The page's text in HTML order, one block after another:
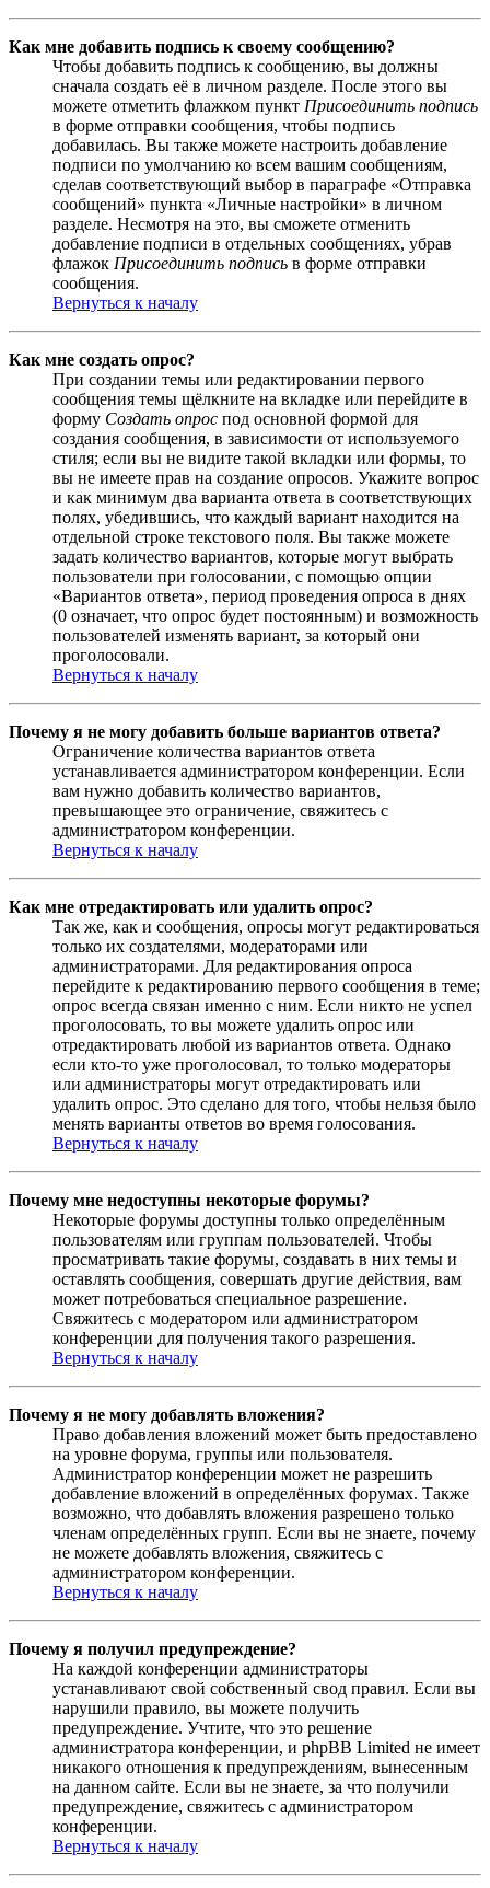
Как мне добавить подпись к своему сообщению?
Чтобы добавить подпись к сообщению, вы должны
сначала создать её в личном разделе. После этого вы
можете отметить флажком пункт Присоединить подпись
в форме отправки сообщения, чтобы подпись
добавилась. Вы также можете настроить добавление
подписи по умолчанию ко всем вашим сообщениям,
сделав соответствующий выбор в параграфе «Отправка
сообщений» пункта «Личные настройки» в личном
разделе. Несмотря на это, вы сможете отменить
добавление подписи в отдельных сообщениях, убрав
флажок Присоединить подпись в форме отправки
сообщения.
Вернуться к началу
Как мне создать опрос?
При создании темы или редактировании первого
сообщения темы щёлкните на вкладке или перейдите в
форму Создать опрос под основной формой для
создания сообщения, в зависимости от используемого
стиля; если вы не видите такой вкладки или формы, то
вы не имеете прав на создание опросов. Укажите вопрос
и как минимум два варианта ответа в соответствующих
полях, убедившись, что каждый вариант находится на
отдельной строке текстового поля. Вы также можете
задать количество вариантов, которые могут выбрать
пользователи при голосовании, с помощью опции
«Вариантов ответа», период проведения опроса в днях
(0 означает, что опрос будет постоянным) и возможность
пользователей изменять вариант, за который они
проголосовали.
Вернуться к началу
Почему я не могу добавить больше вариантов ответа?
Ограничение количества вариантов ответа
устанавливается администратором конференции. Если
вам нужно добавить количество вариантов,
превышающее это ограничение, свяжитесь с
администратором конференции.
Вернуться к началу
Как мне отредактировать или удалить опрос?
Так же, как и сообщения, опросы могут редактироваться
только их создателями, модераторами или
администраторами. Для редактирования опроса
перейдите к редактированию первого сообщения в теме;
опрос всегда связан именно с ним. Если никто не успел
проголосовать, то вы можете удалить опрос или
отредактировать любой из вариантов ответа. Однако
если кто-то уже проголосовал, то только модераторы
или администраторы могут отредактировать или
удалить опрос. Это сделано для того, чтобы нельзя было
менять варианты ответов во время голосования.
Вернуться к началу
Почему мне недоступны некоторые форумы?
Некоторые форумы доступны только определённым
пользователям или группам пользователей. Чтобы
просматривать такие форумы, создавать в них темы и
оставлять сообщения, совершать другие действия, вам
может потребоваться специальное разрешение.
Свяжитесь с модератором или администратором
конференции для получения такого разрешения.
Вернуться к началу
Почему я не могу добавлять вложения?
Право добавления вложений может быть предоставлено
на уровне форума, группы или пользователя.
Администратор конференции может не разрешить
добавление вложений в определённых форумах. Также
возможно, что добавлять вложения разрешено только
членам определённых групп. Если вы не знаете, почему
не можете добавлять вложения, свяжитесь с
администратором конференции.
Вернуться к началу
Почему я получил предупреждение?
На каждой конференции администраторы
устанавливают свой собственный свод правил. Если вы
нарушили правило, вы можете получить
предупреждение. Учтите, что это решение
администратора конференции, и phpBB Limited не имеет
никакого отношения к предупреждениям, вынесенным
на данном сайте. Если вы не знаете, за что получили
предупреждение, свяжитесь с администратором
конференции.
Вернуться к началу